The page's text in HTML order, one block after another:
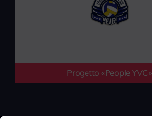
Progetto «People YVC»